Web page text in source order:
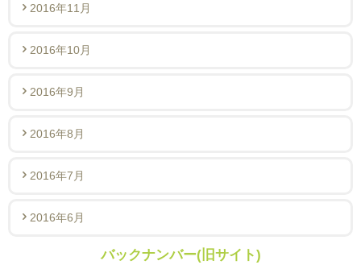
2016年11月
2016年10月
2016年9月
2016年8月
2016年7月
2016年6月
バックナンバー(旧サイト)